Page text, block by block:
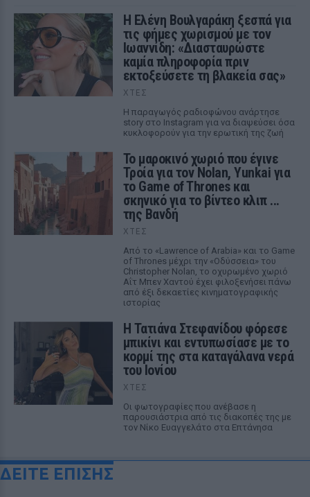
Η Ελένη Βουλγαράκη ξεσπά για
τις φήμες χωρισμού με τον
Ιωαννίδη: «Διασταυρώστε
καμία πληροφορία πριν
εκτοξεύσετε τη βλακεία σας»
ΧΤΕΣ
Η παραγωγός ραδιοφώνου ανάρτησε
story στο Instagram για να διαψεύσει όσα
κυκλοφορούν για την ερωτική της ζωή
Το μαροκινό χωριό που έγινε
Τροία για τον Nolan, Yunkai για
το Game of Thrones και
σκηνικό για το βίντεο κλιπ ...
της Βανδή
ΧΤΕΣ
Από το «Lawrence of Arabia» και το Game
of Thrones μέχρι την «Οδύσσεια» του
Christopher Nolan, το οχυρωμένο χωριό
Αΐτ Μπεν Χαντού έχει φιλοξενήσει πάνω
από έξι δεκαετίες κινηματογραφικής
ιστορίας
Η Τατιάνα Στεφανίδου φόρεσε
μπικίνι και εντυπωσίασε με το
κορμί της στα καταγάλανα νερά
του Ιονίου
ΧΤΕΣ
Οι φωτογραφίες που ανέβασε η
παρουσιάστρια από τις διακοπές της με
τον Νίκο Ευαγγελάτο στα Επτάνησα
ΔΕΙΤΕ ΕΠΙΣΗΣ